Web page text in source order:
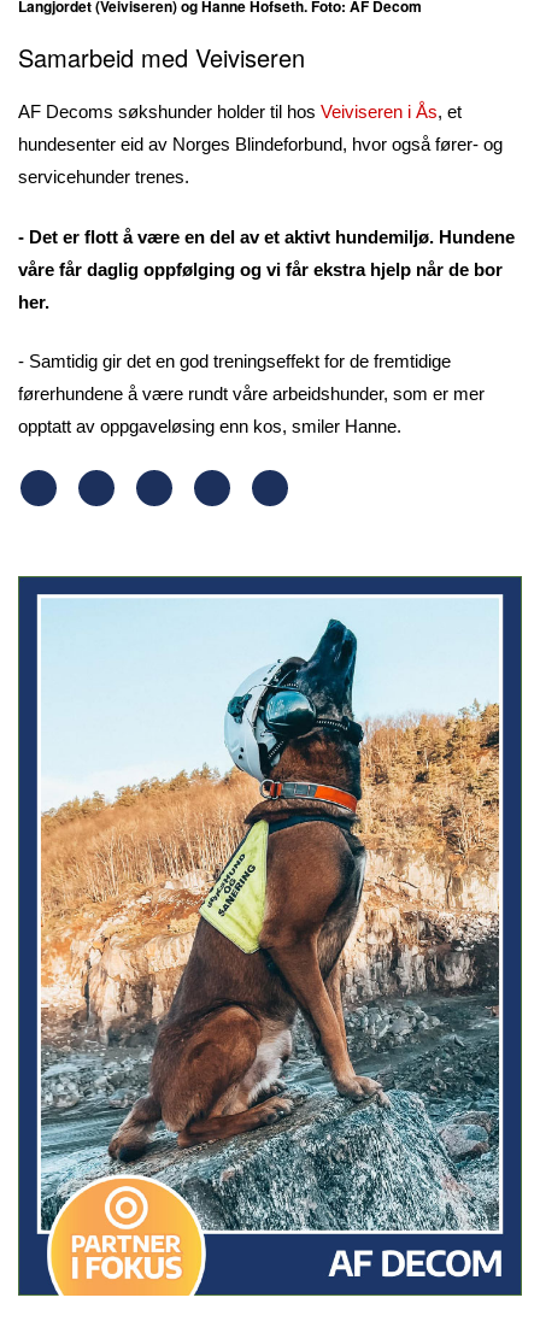
Langjordet (Veiviseren) og Hanne Hofseth. Foto: AF Decom
Samarbeid med Veiviseren
AF Decoms søkshunder holder til hos Veiviseren i Ås, et
hundesenter eid av Norges Blindeforbund, hvor også fører- og
servicehunder trenes.
- Det er flott å være en del av et aktivt hundemiljø. Hundene
våre får daglig oppfølging og vi får ekstra hjelp når de bor
her.
- Samtidig gir det en god treningseffekt for de fremtidige
førerhundene å være rundt våre arbeidshunder, som er mer
opptatt av oppgaveløsing enn kos, smiler Hanne.